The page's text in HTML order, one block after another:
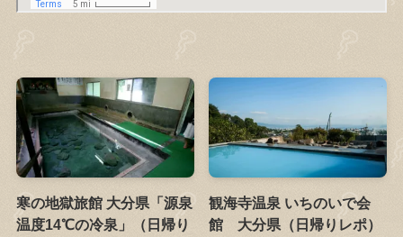
寒の地獄旅館 大分県「源泉
温度14℃の冷泉」（日帰り
観海寺温泉 いちのいで会
館 大分県（日帰りレポ）